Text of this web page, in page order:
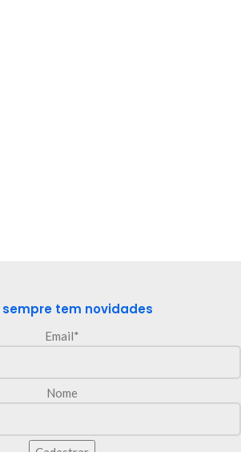
tem novidades
Email*
Nome